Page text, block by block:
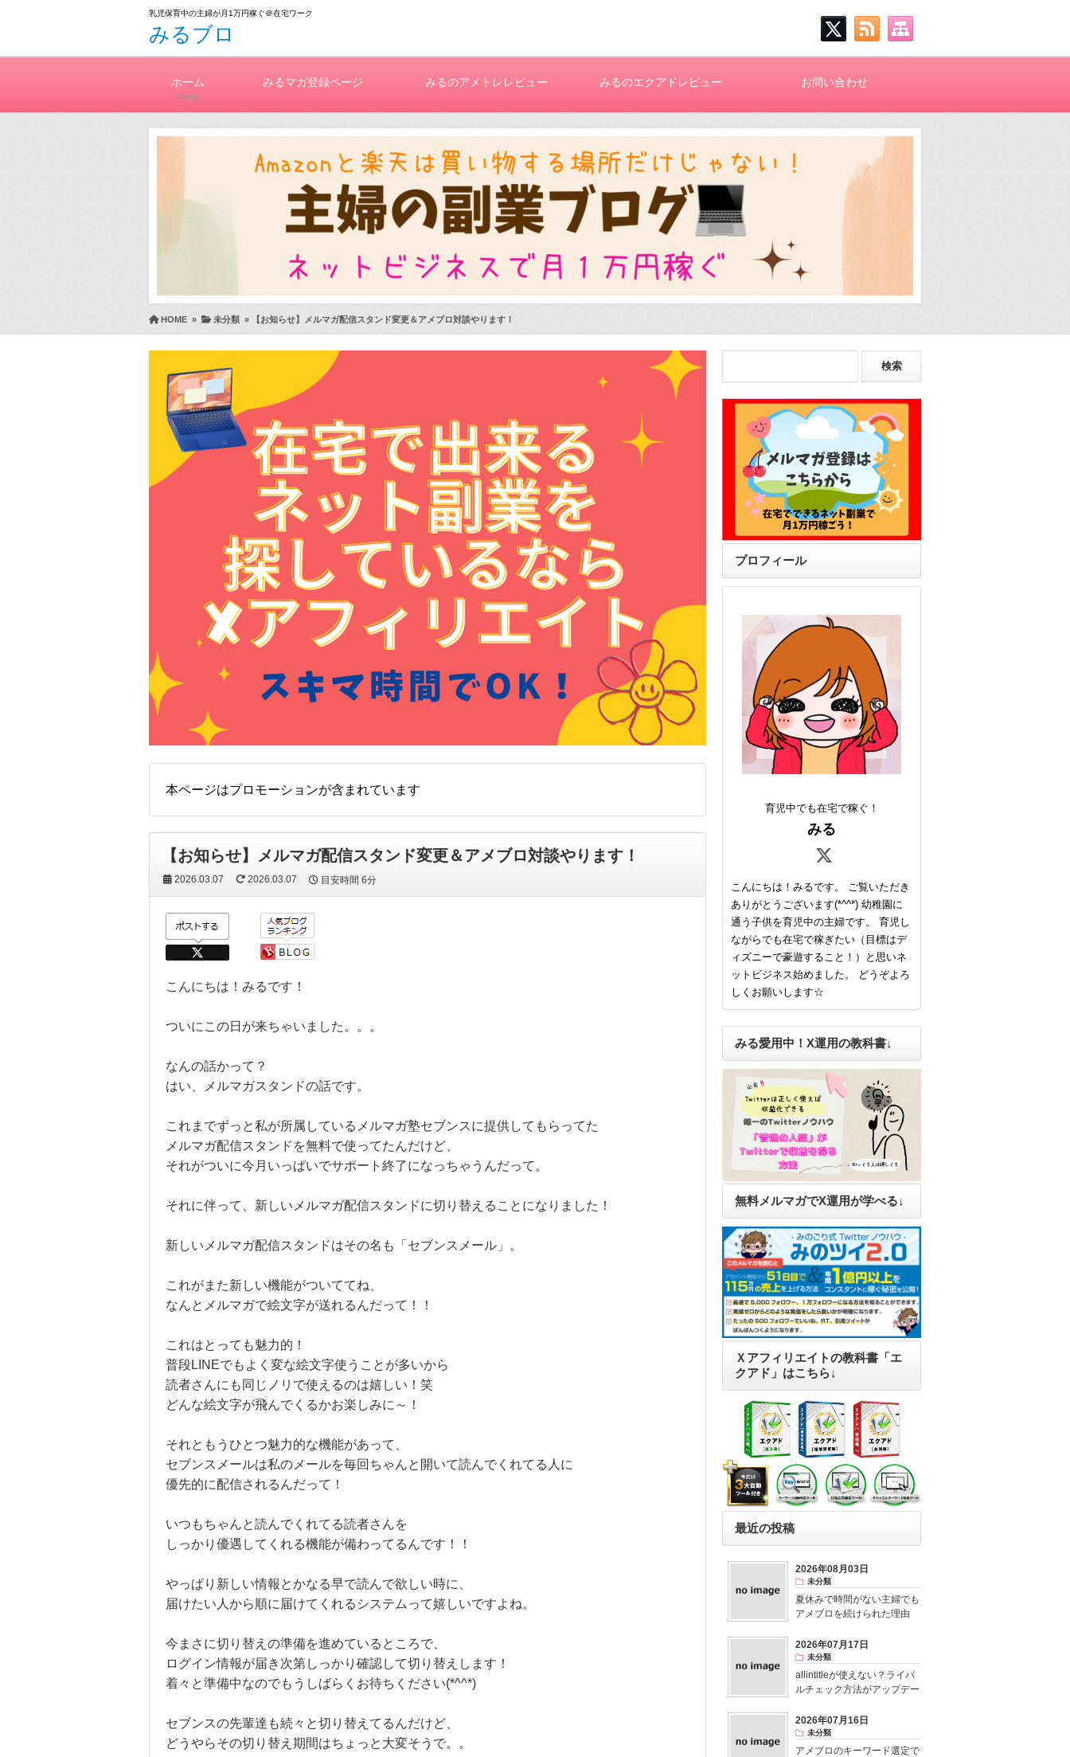
乳児保育中の主婦が月1万円稼ぐ＠在宅ワーク
みるブロ
ホーム
home
みるマガ登録ページ みるのアメトレレビュー みるのエクアドレビュー お問い合わせ
HOME » 未分類 » 【お知らせ】メルマガ配信スタンド変更＆アメブロ対談やります！
本ページはプロモーションが含まれています
【お知らせ】メルマガ配信スタンド変更＆アメブロ対談やります！
2026.03.07 2026.03.07 目安時間6分
こんにちは！みるです！
ついにこの日が来ちゃいました。。。
なんの話かって？
はい、メルマガスタンドの話です。
これまでずっと私が所属しているメルマガ塾セブンスに提供してもらってた
メルマガ配信スタンドを無料で使ってたんだけど、
それがついに今月いっぱいでサポート終了になっちゃうんだって。
それに伴って、新しいメルマガ配信スタンドに切り替えることになりました！
新しいメルマガ配信スタンドはその名も「セブンスメール」。
これがまた新しい機能がついててね、
なんとメルマガで絵文字が送れるんだって！！
これはとっても魅力的！
普段LINEでもよく変な絵文字使うことが多いから
読者さんにも同じノリで使えるのは嬉しい！笑
どんな絵文字が飛んでくるかお楽しみに～！
それともうひとつ魅力的な機能があって、
セブンスメールは私のメールを毎回ちゃんと開いて読んでくれてる人に
優先的に配信されるんだって！
いつもちゃんと読んでくれてる読者さんを
しっかり優遇してくれる機能が備わってるんです！！
やっぱり新しい情報とかなる早で読んで欲しい時に、
届けたい人から順に届けてくれるシステムって嬉しいですよね。
今まさに切り替えの準備を進めているところで、
ログイン情報が届き次第しっかり確認して切り替えします！
着々と準備中なのでもうしばらくお待ちください(*^^*)
セブンスの先輩達も続々と切り替えてるんだけど、
どうやらその切り替え期間はちょっと大変そうで。。
プロフィール
育児中でも在宅で稼ぐ！
みる
こんにちは！みるです。 ご覧いただき
ありがとうございます(*^^*) 幼稚園に
通う子供を育児中の主婦です。 育児し
ながらでも在宅で稼ぎたい（目標はデ
ィズニーで豪遊すること！）と思いネ
ットビジネス始めました。 どうぞよろ
しくお願いします☆
みる愛用中！X運用の教科書↓
無料メルマガでX運用が学べる↓
Ｘアフィリエイトの教科書「エ
クアド」はこちら↓
最近の投稿
2026年08月03日
未分類
夏休みで時間がない主婦でも
アメブロを続けられた理由
2026年07月17日
未分類
allintitleが使えない？ライバ
ルチェック方法がアップデー
2026年07月16日
未分類
アメブロのキーワード選定で